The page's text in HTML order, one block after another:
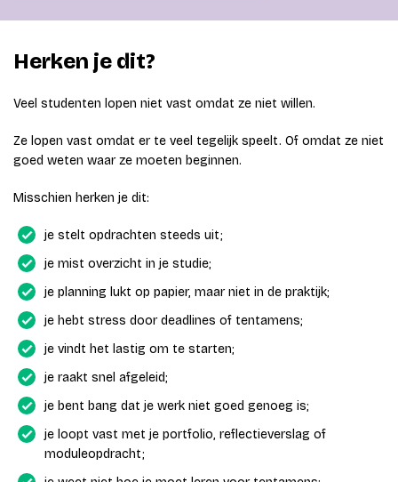
Herken je dit?
Veel studenten lopen niet vast omdat ze niet willen.
Ze lopen vast omdat er te veel tegelijk speelt. Of omdat ze niet
goed weten waar ze moeten beginnen.
Misschien herken je dit:
je stelt opdrachten steeds uit;
je mist overzicht in je studie;
je planning lukt op papier, maar niet in de praktijk;
je hebt stress door deadlines of tentamens;
je vindt het lastig om te starten;
je raakt snel afgeleid;
je bent bang dat je werk niet goed genoeg is;
je loopt vast met je portfolio, reflectieverslag of
moduleopdracht;